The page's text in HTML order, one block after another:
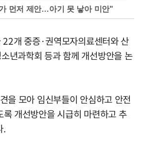
먼저 제안…아기 못 낳아 미안"
개 중증·권역모자의료센터와 산
년과학회 등과 함께 개선방안을 논
을 모아 임신부들이 안심하고 안전
록 개선방안을 시급히 마련하고 추
.